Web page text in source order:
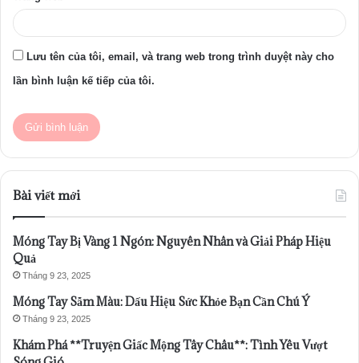
Lưu tên của tôi, email, và trang web trong trình duyệt này cho
lần bình luận kế tiếp của tôi.
Bài viết mới
Móng Tay Bị Vàng 1 Ngón: Nguyên Nhân và Giải Pháp Hiệu
Quả
Tháng 9 23, 2025
Móng Tay Sẫm Màu: Dấu Hiệu Sức Khỏe Bạn Cần Chú Ý
Tháng 9 23, 2025
Khám Phá **Truyện Giấc Mộng Tây Châu**: Tình Yêu Vượt